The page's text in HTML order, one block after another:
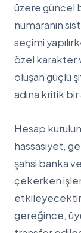
üzere güncel
numaranın
seçimi
özel karakter
oluşan güçlü
adına kritik bir
Hesap
hassasiyet,
şahsi banka
çekerken
etkileyecektir.
gereğince,